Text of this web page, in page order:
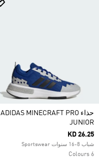
حذاء ADIDAS MINECRAFT PRO
JUNIOR
KD 26.25
شباب 8-16 سنوات Sportswear
6 Colours